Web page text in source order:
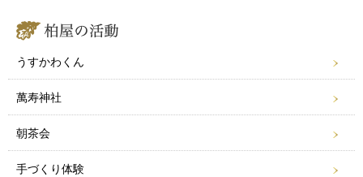
うすかわくん
萬寿神社
朝茶会
手づくり体験